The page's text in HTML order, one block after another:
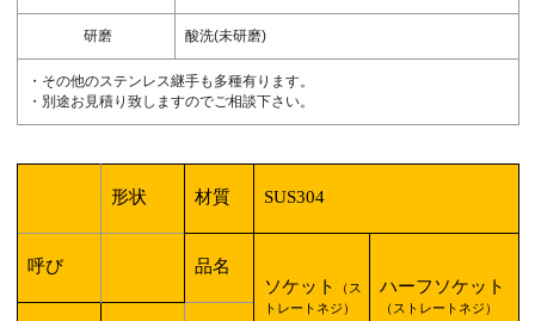
研磨 酸洗(未研磨)
・その他のステンレス継手も多種有ります。
・別途お見積り致しますのでご相談下さい。
形状 材質 SUS304
呼び
品名
ソケット
（ス
トレートネジ）
ハーフソケット
（ストレートネジ）